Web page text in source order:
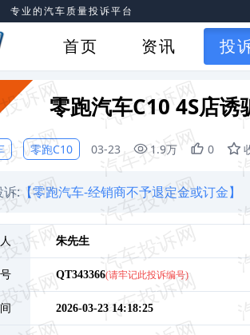
专业的汽车质量投诉平台
首页 资讯 投
零跑汽车C10 4S店
零跑C10 03-23 1.9万 0
诉: 【零跑汽车-经销商不予退定金或订金】
朱先生
QT343366(请牢记此投诉编号)
2026-03-23 14:18:25